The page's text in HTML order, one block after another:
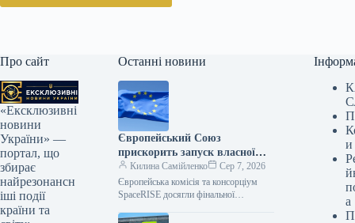
Про сайт
«Ексклюзивні
новини
України» —
портал, що
збирає
найрезонансн
іші події
країни та
Останні новини
Європейський Союз
прискорить запуск власної
супутникової мережі Starlink
у космос
Килина Самійленко
Сер 7, 2026
Європейська комісія та консорціум
SpaceRISE досягли фінальної
реалізації проєкту IRIS², майбутньої
и
а